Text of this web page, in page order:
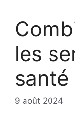
les
santé
9 août 2024